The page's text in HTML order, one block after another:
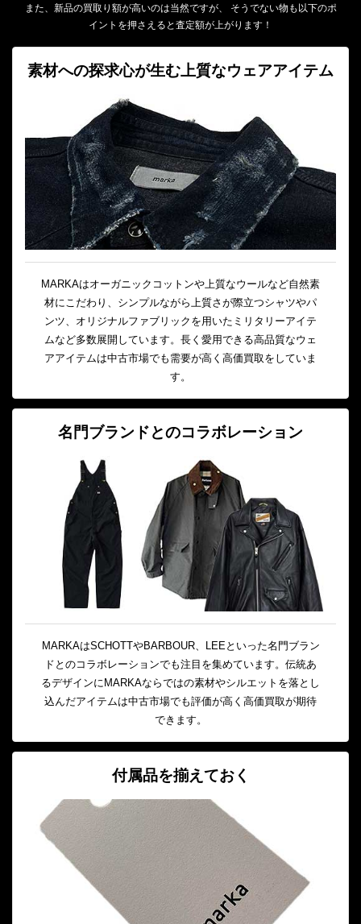
また、新品の買取り額が高いのは当然ですが、 そうでない物も以下のポ
イントを押さえると査定額が上がります！
素材への探求心が生む上質なウェアアイテム
MARKAはオーガニックコットンや上質なウールなど自然素
材にこだわり、シンプルながら上質さが際立つシャツやパ
ンツ、オリジナルファブリックを用いたミリタリーアイテ
ムなど多数展開しています。長く愛用できる高品質なウェ
アアイテムは中古市場でも需要が高く高価買取をしていま
す。
名門ブランドとのコラボレーション
MARKAはSCHOTTやBARBOUR、LEEといった名門ブラン
ドとのコラボレーションでも注目を集めています。伝統あ
るデザインにMARKAならではの素材やシルエットを落とし
込んだアイテムは中古市場でも評価が高く高価買取が期待
できます。
付属品を揃えておく